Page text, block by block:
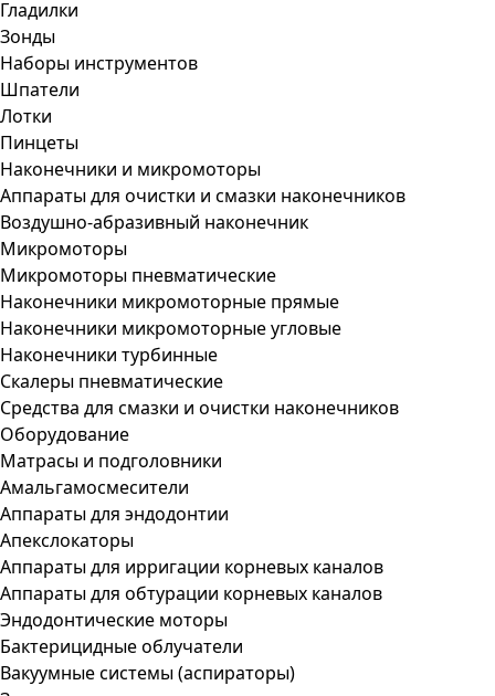
Гладилки
Зонды
Наборы инструментов
Шпатели
Лотки
Пинцеты
Наконечники и микромоторы
Аппараты для очистки и смазки наконечников
Воздушно-абразивный наконечник
Микромоторы
Микромоторы пневматические
Наконечники микромоторные прямые
Наконечники микромоторные угловые
Наконечники турбинные
Скалеры пневматические
Средства для смазки и очистки наконечников
Оборудование
Матрасы и подголовники
Амальгамосмесители
Аппараты для эндодонтии
Апекслокаторы
Аппараты для ирригации корневых каналов
Аппараты для обтурации корневых каналов
Эндодонтические моторы
Бактерицидные облучатели
Вакуумные системы (аспираторы)